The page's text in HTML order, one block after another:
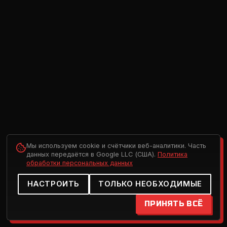
Мы используем cookie и счётчики веб-аналитики. Часть
данных передаётся в Google LLC (США). Политика
обработки персональных данных
НАСТРОИТЬ ТОЛЬКО НЕОБХОДИМЫЕ
ПРИНЯТЬ ВСЁ